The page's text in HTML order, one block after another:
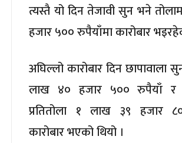
त्यस्तै यो दिन तेजावी सुन भने
हजार ५०० रुपैयाँमा कारोबार
अघिल्लो कारोबार दिन छापावाला
लाख ४० हजार ५०० रुपैयाँ र
प्रतितोला १ लाख ३९ हजार
कारोबार भएको थियो ।